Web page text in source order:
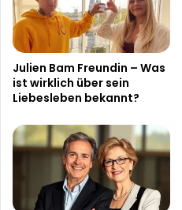
Julien Bam Freundin – Was
ist wirklich über sein
Liebesleben bekannt?